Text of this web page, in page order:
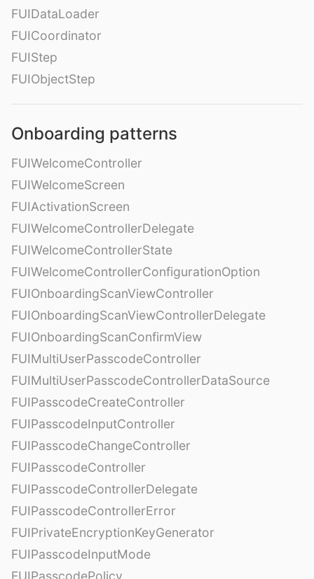
FUIDataLoader
FUICoordinator
FUIStep
FUIObjectStep
Onboarding patterns
FUIWelcomeController
FUIWelcomeScreen
FUIActivationScreen
FUIWelcomeControllerDelegate
FUIWelcomeControllerState
FUIWelcomeControllerConfigurationOption
FUIOnboardingScanViewController
FUIOnboardingScanViewControllerDelegate
FUIOnboardingScanConfirmView
FUIMultiUserPasscodeController
FUIMultiUserPasscodeControllerDataSource
FUIPasscodeCreateController
FUIPasscodeInputController
FUIPasscodeChangeController
FUIPasscodeController
FUIPasscodeControllerDelegate
FUIPasscodeControllerError
FUIPrivateEncryptionKeyGenerator
FUIPasscodeInputMode
FUIPasscodePolicy